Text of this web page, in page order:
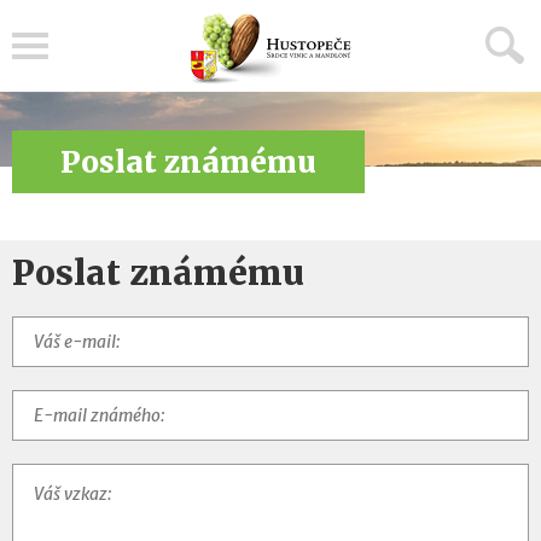
Poslat známému
Poslat známému